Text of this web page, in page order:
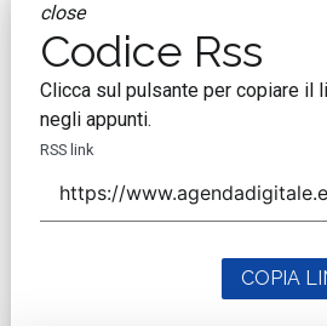
close
Codice Rss
Clicca sul pulsante per copiare il
negli appunti.
RSS link
COPIA